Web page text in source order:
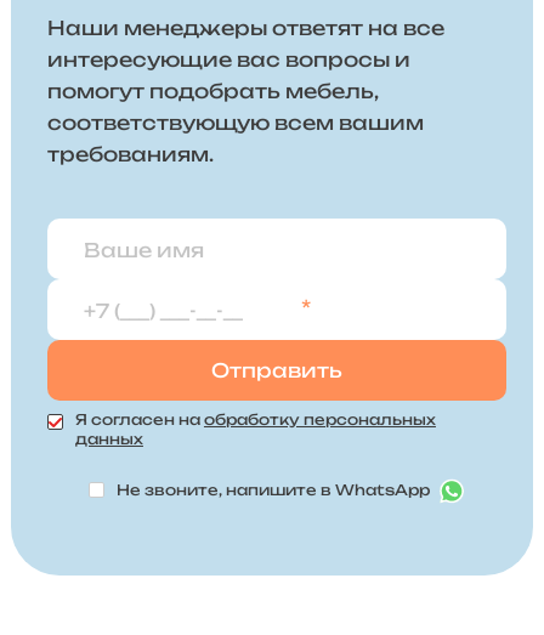
Наши менеджеры ответят на все
интересующие вас вопросы и
помогут подобрать мебель,
соответствующую всем вашим
требованиям.
*
Я согласен на обработку персональных
данных
Не звоните, напишите в WhatsApp